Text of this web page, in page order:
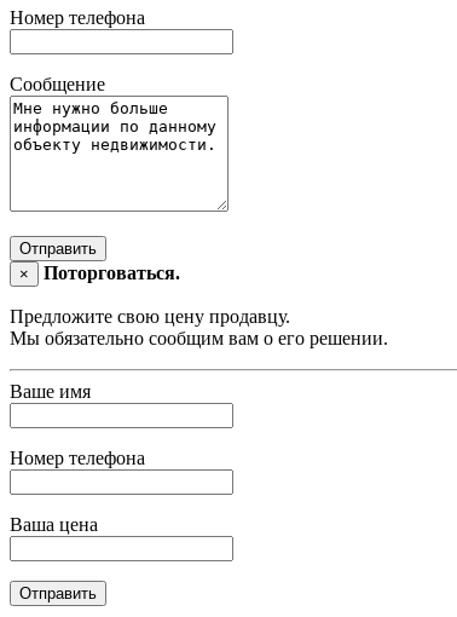
Номер телефона
Сообщение
Отправить
×
Поторговаться.
Предложите свою цену продавцу.
Мы обязательно сообщим вам о его решении.
Ваше имя
Номер телефона
Ваша цена
Отправить